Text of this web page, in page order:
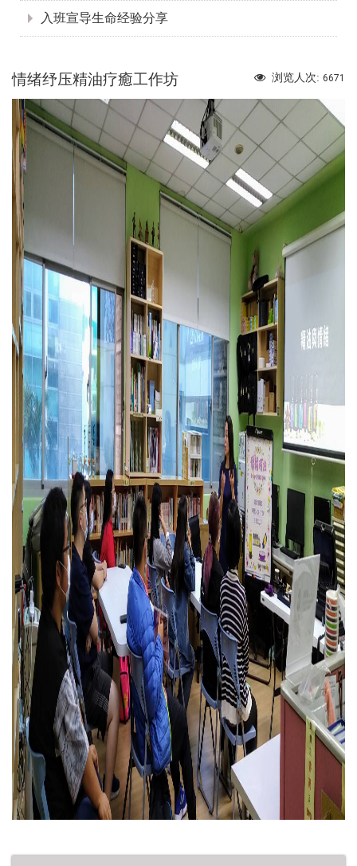
入班宣导生命经验分享
浏览人次: 6671
情绪纾压精油疗癒工作坊